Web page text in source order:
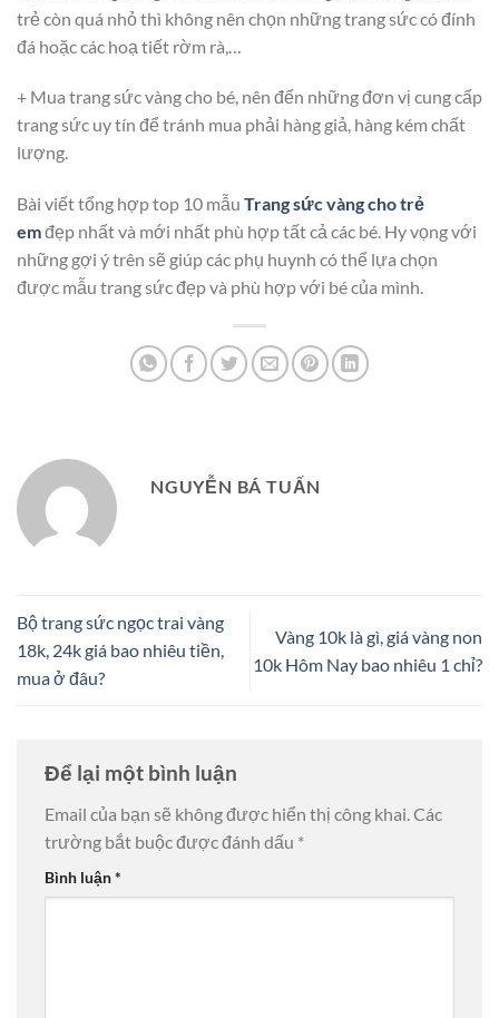
trẻ còn quá nhỏ thì không nên chọn những trang sức có đính
đá hoặc các hoạ tiết rờm rà,…
+ Mua trang sức vàng cho bé, nên đến những đơn vị cung cấp
trang sức uy tín để tránh mua phải hàng giả, hàng kém chất
lượng.
Bài viết tổng hợp top 10 mẫu Trang sức vàng cho trẻ
emđẹp nhất và mới nhất phù hợp tất cả các bé. Hy vọng với
những gợi ý trên sẽ giúp các phụ huynh có thể lựa chọn
được mẫu trang sức đẹp và phù hợp với bé của mình.
NGUYỄN BÁ TUẤN
Bộ trang sức ngọc trai vàng
18k, 24k giá bao nhiêu tiền,
mua ở đâu?
Vàng 10k là gì, giá vàng non
10k Hôm Nay bao nhiêu 1 chỉ?
Để lại một bình luận
Email của bạn sẽ không được hiển thị công khai.Các
trường bắt buộc được đánh dấu *
Bình luận*